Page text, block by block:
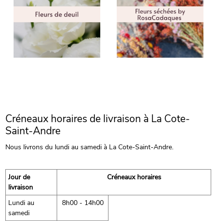
Créneaux horaires de livraison à La Cote-
Saint-Andre
Nous livrons du lundi au samedi à La Cote-Saint-Andre.
Jour de
livraison
Créneaux horaires
Lundi au
samedi
8h00 - 14h00